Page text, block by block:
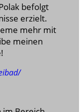
befolgt
erzielt.
mehr mit
meinen